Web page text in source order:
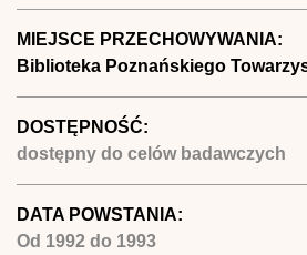
MIEJSCE PRZECHOWYWANIA:
Biblioteka Poznańskiego
DOSTĘPNOŚĆ:
dostępny do celów badawczych
DATA POWSTANIA:
Od 1992 do 1993